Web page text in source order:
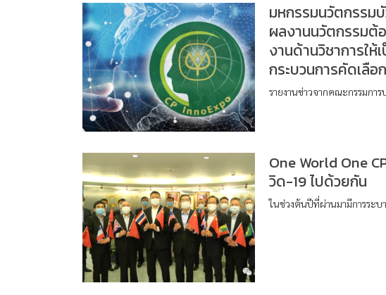
มหกรรมนวัตกรรม
ผลงานนวัตกรรมต้
งานด้านวิชาการใ
กระบวนการคัดเลือ
รายงานข่าวจากคณะกรรมกา
One World One
วิด-19 ไปด้วยกัน
ในช่วงต้นปีที่ผ่านมามีการระ